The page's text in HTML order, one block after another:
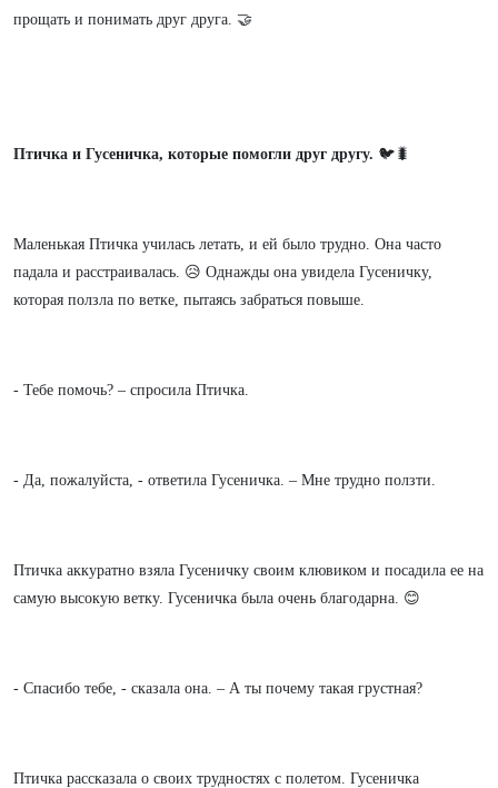
прощать и понимать друг друга. 🤝
Птичка и Гусеничка, которые помогли друг другу. 🐦🐛
Маленькая Птичка училась летать, и ей было трудно. Она часто
падала и расстраивалась. 😥 Однажды она увидела Гусеничку,
которая ползла по ветке, пытаясь забраться повыше.
- Тебе помочь? – спросила Птичка.
- Да, пожалуйста, - ответила Гусеничка. – Мне трудно ползти.
Птичка аккуратно взяла Гусеничку своим клювиком и посадила ее на
самую высокую ветку. Гусеничка была очень благодарна. 😊
- Спасибо тебе, - сказала она. – А ты почему такая грустная?
Птичка рассказала о своих трудностях с полетом. Гусеничка